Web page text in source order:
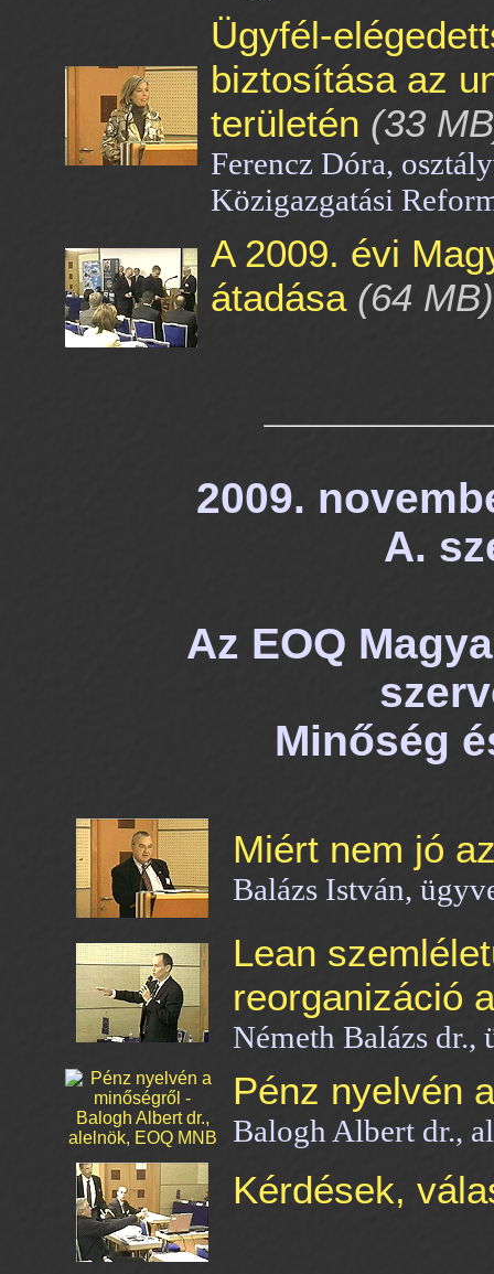
Ügyfél-
biztosítása az
területén (33
Ferencz Dóra,
Közigazgatási
A 2009. évi
átadása(64 MB)
2009.
A.
Az EOQ
Minőség
Miért nem jó
Balázs István,
Lean
reorganizáció
Németh Balázs
Pénz nyelvén
Balogh Albert dr.,
Kérdések,